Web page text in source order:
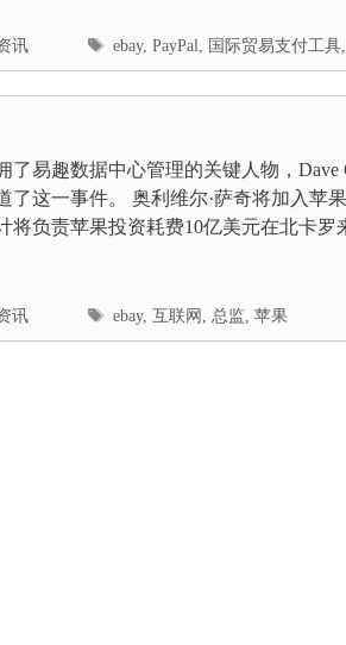
讯
标
签
ebay,PayPal, 国际贸易支付工具
了易趣数据中心管理的关键人物，Dave
了这一事件。 奥利维尔·萨奇将加入苹
将负责苹果投资耗费10亿美元在北卡罗
讯
标
签
ebay,互联网 ,总监,苹果